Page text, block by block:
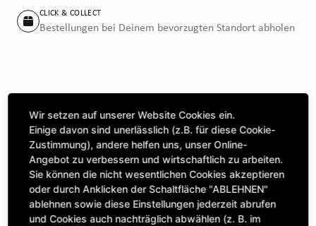
CLICK & COLLECT
Bestellungen bei Deinem bevorzugten Standort abholen
STELLE EINE FRAGE
Spezifikationen
BESCHREIBUNG
Wir setzen auf unserer Website Cookies ein.
Einige davon sind unerlässlich (z.B. für diese Cookie-
Zustimmung), andere helfen uns, unser Online-
Angebot zu verbessern und wirtschaftlich zu arbeiten.
Sie können die nicht wesentlichen Cookies akzeptieren
oder durch Anklicken der Schaltfläche "ABLEHNEN"
ablehnen sowie diese Einstellungen jederzeit abrufen
und Cookies auch nachträglich abwählen (z. B. im